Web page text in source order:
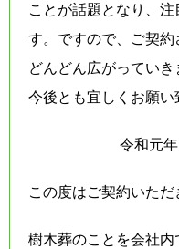
ことが話題となり、
す。ですので、ご契
どんどん広がっていき
今後とも宜しくお願い
令和元
この度はご契約いただ
樹木葬のことを会社